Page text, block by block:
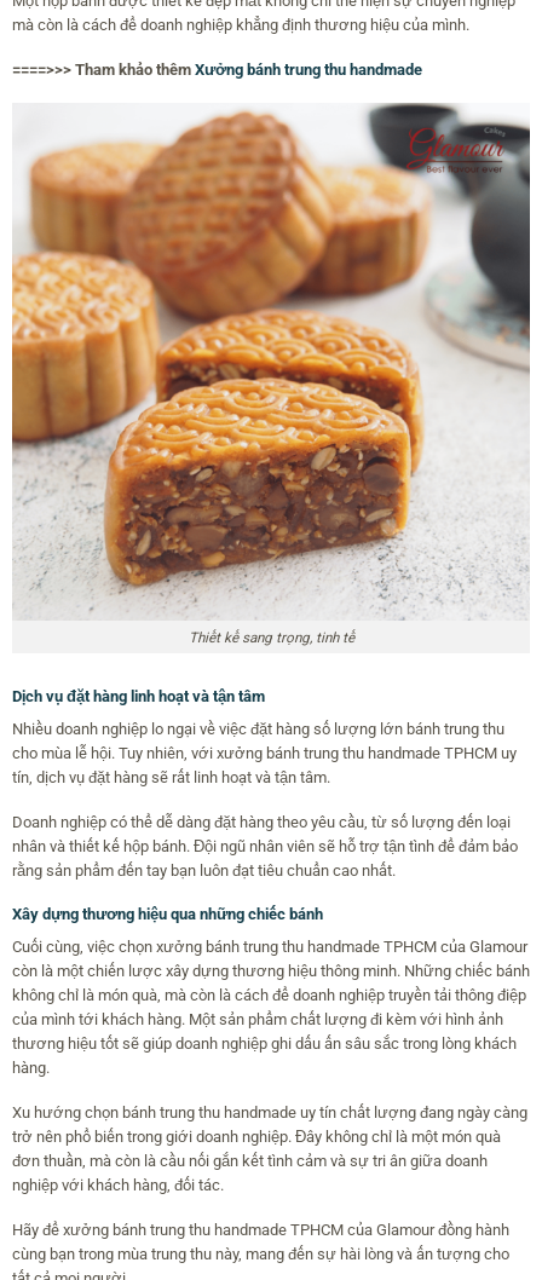
mà còn là cách để doanh nghiệp khẳng định thương hiệu của mình.
====>>> Tham khảo thêm Xưởng bánh trung thu handmade
Thiết kế sang trọng, tinh tế
Dịch vụ đặt hàng linh hoạt và tận tâm
Nhiều doanh nghiệp lo ngại về việc đặt hàng số lượng lớn bánh trung thu
cho mùa lễ hội. Tuy nhiên, với xưởng bánh trung thu handmade TPHCM uy
tín, dịch vụ đặt hàng sẽ rất linh hoạt và tận tâm.
Doanh nghiệp có thể dễ dàng đặt hàng theo yêu cầu, từ số lượng đến loại
nhân và thiết kế hộp bánh. Đội ngũ nhân viên sẽ hỗ trợ tận tình để đảm bảo
rằng sản phẩm đến tay bạn luôn đạt tiêu chuẩn cao nhất.
Xây dựng thương hiệu qua những chiếc bánh
Cuối cùng, việc chọn xưởng bánh trung thu handmade TPHCM của Glamour
còn là một chiến lược xây dựng thương hiệu thông minh. Những chiếc bánh
không chỉ là món quà, mà còn là cách để doanh nghiệp truyền tải thông điệp
của mình tới khách hàng. Một sản phẩm chất lượng đi kèm với hình ảnh
thương hiệu tốt sẽ giúp doanh nghiệp ghi dấu ấn sâu sắc trong lòng khách
hàng.
Xu hướng chọn bánh trung thu handmade uy tín chất lượng đang ngày càng
trở nên phổ biến trong giới doanh nghiệp. Đây không chỉ là một món quà
đơn thuần, mà còn là cầu nối gắn kết tình cảm và sự tri ân giữa doanh
nghiệp với khách hàng, đối tác.
Hãy để xưởng bánh trung thu handmade TPHCM của Glamour đồng hành
cùng bạn trong mùa trung thu này, mang đến sự hài lòng và ấn tượng cho